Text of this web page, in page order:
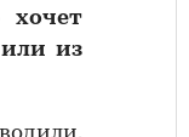
хочет
из